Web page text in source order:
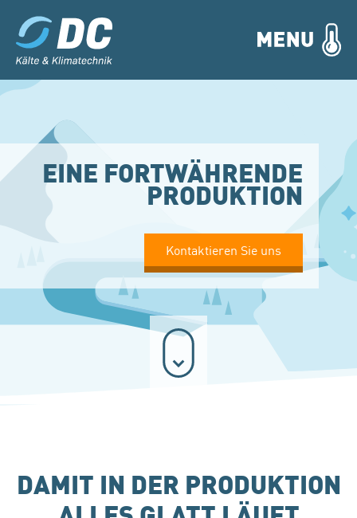
EINE FORTWÄHRENDE
PRODUKTION
Kontaktieren Sie uns
DAMIT IN DER PRODUKTION